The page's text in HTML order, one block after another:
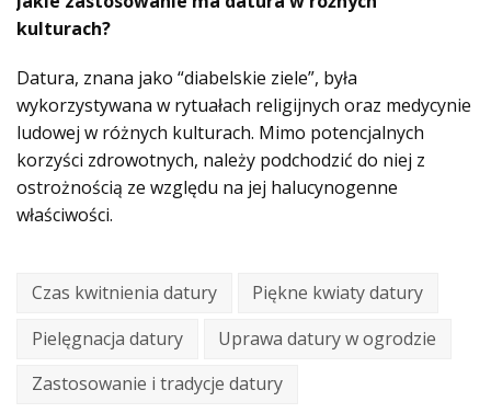
kulturach?
Datura, znana jako “diabelskie ziele”, była
wykorzystywana w rytuałach religijnych oraz medycynie
ludowej w różnych kulturach. Mimo potencjalnych
korzyści zdrowotnych, należy podchodzić do niej z
ostrożnością ze względu na jej halucynogenne
właściwości.
Czas kwitnienia datury
Piękne kwiaty datury
Pielęgnacja datury
Uprawa datury w ogrodzie
Zastosowanie i tradycje datury